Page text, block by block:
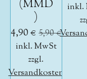
(MMD
)
4,90 € 5,90 €
inkl. MwSt
zzgl.
Versandkosten
inkl.